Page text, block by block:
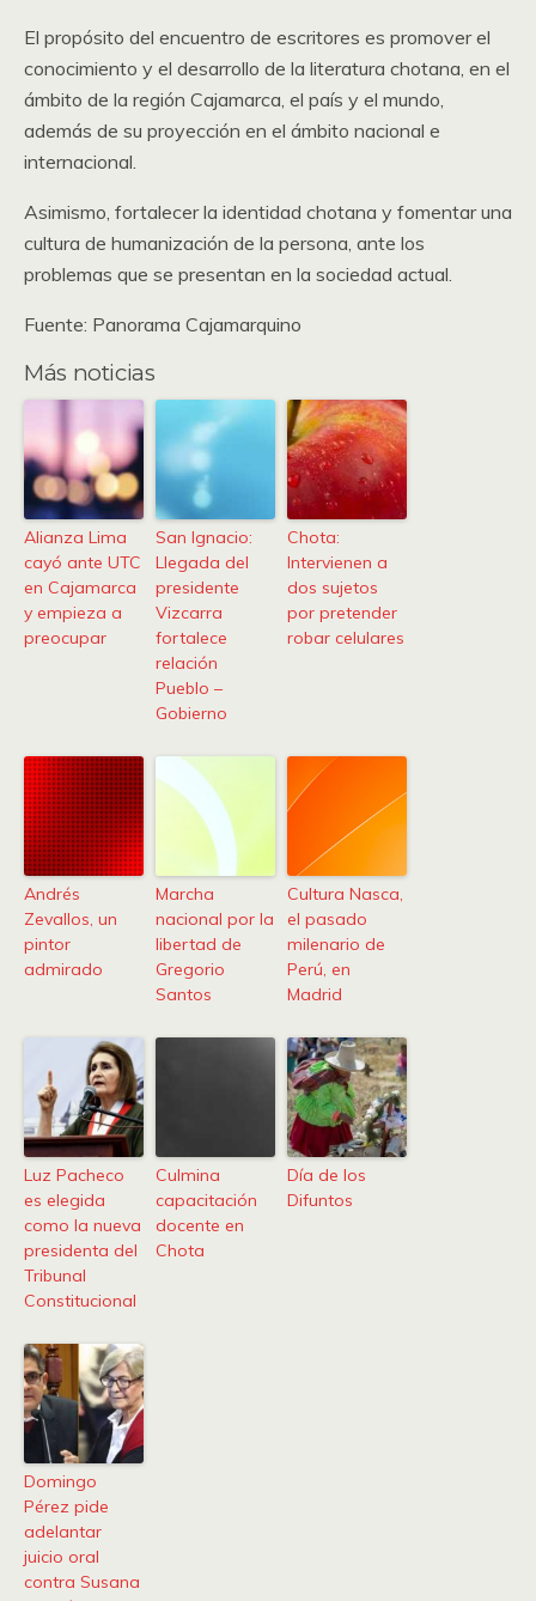
El propósito del encuentro de escritores es promover el
conocimiento y el desarrollo de la literatura chotana, en el
ámbito de la región Cajamarca, el país y el mundo,
además de su proyección en el ámbito nacional e
internacional.
Asimismo, fortalecer la identidad chotana y fomentar una
cultura de humanización de la persona, ante los
problemas que se presentan en la sociedad actual.
Fuente: Panorama Cajamarquino
Más noticias
Alianza Lima
cayó ante UTC
en Cajamarca
y empieza a
preocupar
San Ignacio:
Llegada del
presidente
Vizcarra
fortalece
relación
Pueblo –
Gobierno
Chota:
Intervienen a
dos sujetos
por pretender
robar celulares
Andrés
Zevallos, un
pintor
admirado
Marcha
nacional por la
libertad de
Gregorio
Santos
Cultura Nasca,
el pasado
milenario de
Perú, en
Madrid
Luz Pacheco
es elegida
como la nueva
presidenta del
Tribunal
Constitucional
Culmina
capacitación
docente en
Chota
Día de los
Difuntos
Domingo
Pérez pide
adelantar
juicio oral
contra Susana